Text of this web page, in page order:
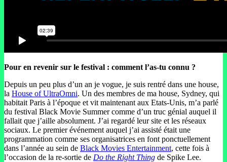
Pour en revenir sur le festival : comment l’as-tu connu ?
Depuis un peu plus d’un an je vogue, je suis rentré dans une house,
la House of UltraOmni. Un des membres de ma house, Sydney, qui
habitait Paris à l’époque et vit maintenant aux Etats-Unis, m’a parlé
du festival Black Movie Summer comme d’un truc génial auquel il
fallait que j’aille absolument. J’ai regardé leur site et les réseaux
sociaux. Le premier événement auquel j’ai assisté était une
programmation comme ses organisatrices en font ponctuellement
dans l’année au sein de Black Movies Entertainment, cette fois à
l’occasion de la re-sortie de Do the Right Thing de Spike Lee.